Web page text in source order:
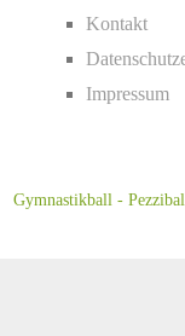
Kontakt
Impressum
Gymnastikball -